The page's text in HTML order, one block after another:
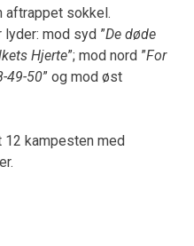
aftrappet sokkel.
mod syd ”De døde
Hjerte”; mod nord ”For
49-50” og mod øst
kampesten med